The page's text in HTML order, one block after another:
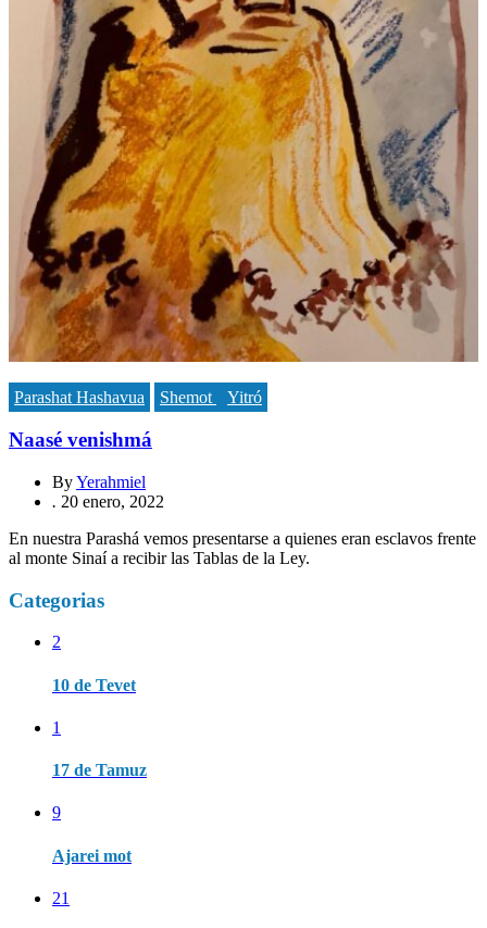
Parashat Hashavua Shemot Yitró
Naasé venishmá
ByYerahmiel
. 20 enero, 2022
En nuestra Parashá vemos presentarse a quienes eran esclavos frente
al monte Sinaí a recibir las Tablas de la Ley.
Categorias
2
10 de Tevet
1
17 de Tamuz
9
Ajarei mot
21